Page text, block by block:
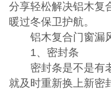
分享轻松解决铝木复
暖过冬保卫护航。
铝木复合门窗漏
1、密封条
密封条是不是有老
就及时重新换上新密